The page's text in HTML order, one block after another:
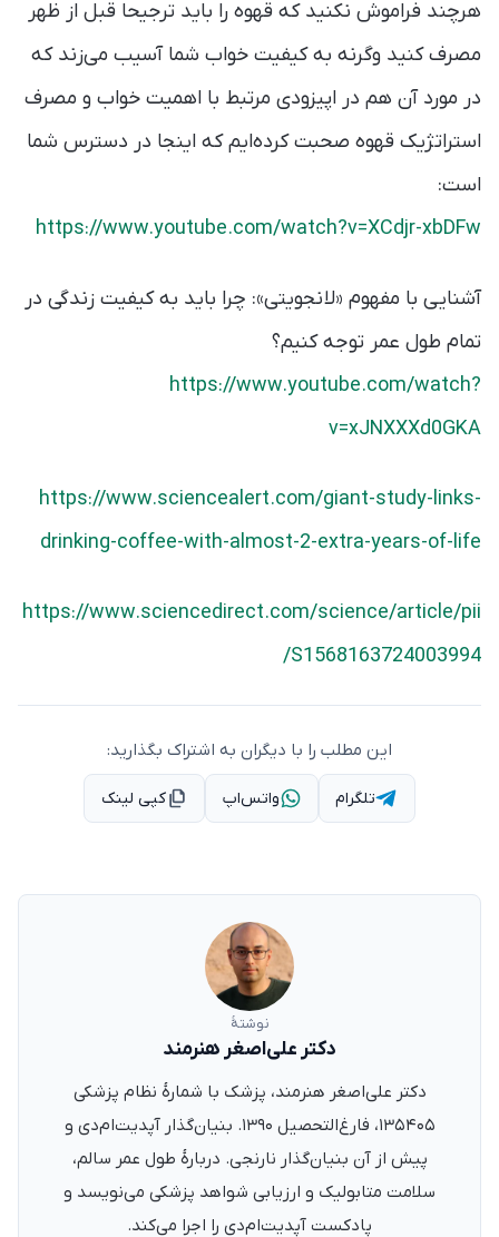
هرچند فراموش نکنید که قهوه را باید ترجیحا قبل از ظهر
مصرف کنید وگرنه به کیفیت خواب شما آسیب می‌زند که
در مورد آن هم در اپیزودی مرتبط با اهمیت خواب و مصرف
استراتژیک قهوه صحبت کرده‌ایم که اینجا در دسترس شما
است:
https://www.youtube.com/watch?v=XCdjr-xbDFw
آشنایی با مفهوم «لانجویتی»: چرا باید به کیفیت زندگی‌ در
تمام طول عمر توجه کنیم؟
https://www.youtube.com/watch?
v=xJNXXXd0GKA
https://www.sciencealert.com/giant-study-links-
drinking-coffee-with-almost-2-extra-years-of-life
https://www.sciencedirect.com/science/article/pii
/S1568163724003994
این مطلب را با دیگران به اشتراک بگذارید:
تلگرام واتس‌اپ کپی لینک
نوشتهٔ
دکتر علی‌اصغر هنرمند
دکتر علی‌اصغر هنرمند، پزشک با شمارهٔ نظام پزشکی
۱۳۵۴۰۵، فارغ‌التحصیل ۱۳۹۰. بنیان‌گذار آپدیت‌ام‌دی و
پیش از آن بنیان‌گذار نارنجی. دربارهٔ طول عمر سالم،
سلامت متابولیک و ارزیابی شواهد پزشکی می‌نویسد و
پادکست آپدیت‌ام‌دی را اجرا می‌کند.